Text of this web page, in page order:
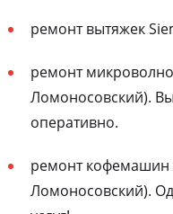
ремонт вытяжек
ремонт
Ломоносовский).
оперативно.
ремонт кофемашин
Ломоносовский).